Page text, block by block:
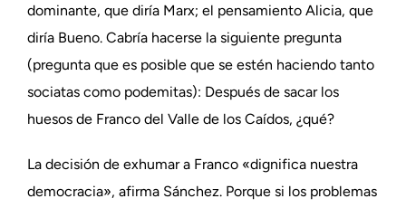
dominante, que diría Marx; el pensamiento Alicia, que
diría Bueno. Cabría hacerse la siguiente pregunta
(pregunta que es posible que se estén haciendo tanto
sociatas como podemitas): Después de sacar los
huesos de Franco del Valle de los Caídos, ¿qué?
La decisión de exhumar a Franco «dignifica nuestra
democracia», afirma Sánchez. Porque si los problemas